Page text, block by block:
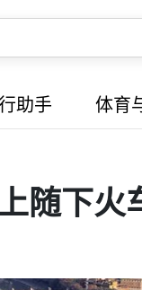
助手 体育
下火